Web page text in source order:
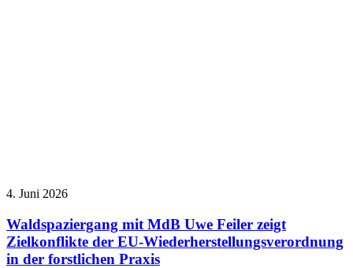
4. Juni 2026
Waldspaziergang mit MdB Uwe Feiler zeigt
Zielkonflikte der EU-Wiederherstellungsverordnung
in der forstlichen Praxis